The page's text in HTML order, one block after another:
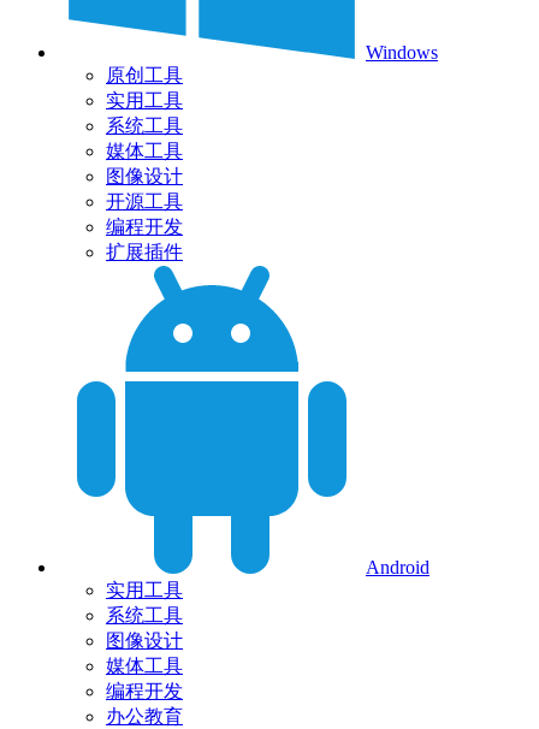
Windows
原创工具
实用工具
系统工具
媒体工具
图像设计
开源工具
编程开发
扩展插件
Android
实用工具
系统工具
图像设计
媒体工具
编程开发
办公教育